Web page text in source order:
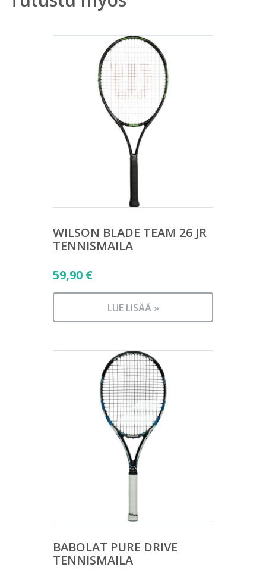
WILSON BLADE TEAM 26 JR
TENNISMAILA
59,90 €
LUE LISÄÄ »
BABOLAT PURE DRIVE
TENNISMAILA